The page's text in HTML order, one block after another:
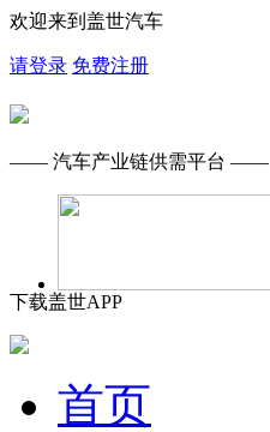
欢迎来到盖世汽车
请登录 免费注册
—— 汽车产业链供需平台 ——
下载盖世APP
首页